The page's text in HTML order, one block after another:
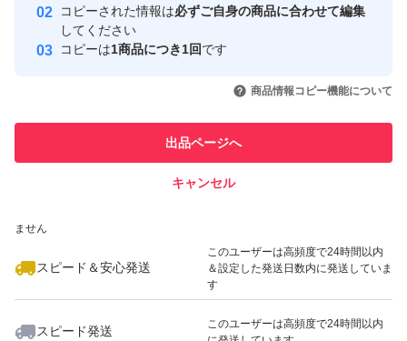
取引実績
引を完了させた実績があります
での取引実績があります
ません
スピード＆安心発送
このユーザーは高頻度で24時間以内
＆設定した発送日数内に発送していま
す
スピード発送
このユーザーは高頻度で24時間以内
コピーされた情報は必ずご自身の商品に合わせて編集
してください
コピーは1商品につき1回です
商品情報コピー機能について
出品ページへ
キャンセル